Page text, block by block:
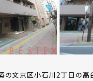
の文京区小石川2丁目の高